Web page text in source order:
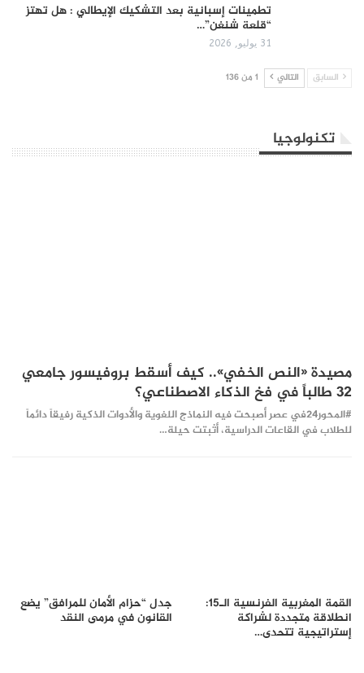
تطمينات إسبانية بعد التشكيك الإيطالي : هل تهتز
“قلعة شنغن”…
31 يوليو, 2026
السابق التالي 1 من 136
تكنولوجيا
مصيدة «النص الخفي».. كيف أسقط بروفيسور جامعي
32 طالباً في فخ الذكاء الاصطناعي؟
#المحور24 ​في عصر أصبحت فيه النماذج اللغوية والأدوات الذكية رفيقاً دائماً
للطلاب في القاعات الدراسية، أثبتت حيلة…
القمة المغربية الفرنسية الـ15:
انطلاقة متجددة لشراكة
إستراتيجية تتحدى…
جدل “حزام الأمان للمرافق” يضع
القانون في مرمى النقد